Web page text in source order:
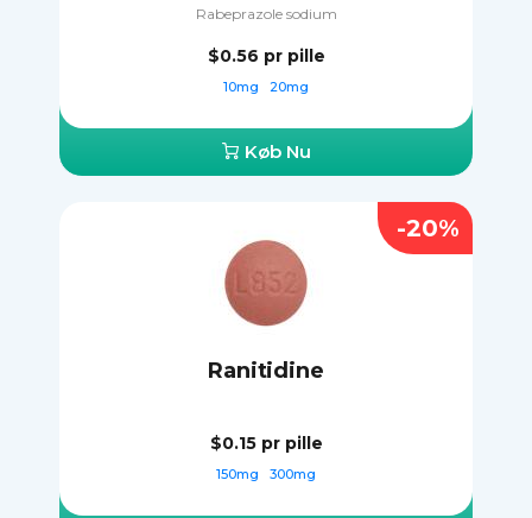
Rabeprazole sodium
$0.56 pr pille
10mg 20mg
Køb Nu
Ranitidine
$0.15 pr pille
150mg 300mg
-20%